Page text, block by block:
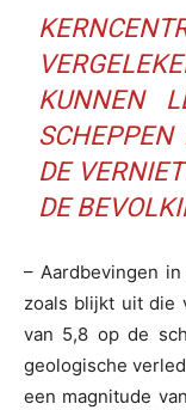
KUNNEN
DE
DE
– Aardbevingen
zoals blijkt uit die
van 5,8 op de
geologische
een magnitude